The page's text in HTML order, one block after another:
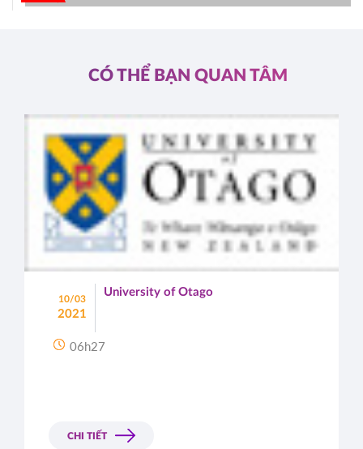
CÓ THỂ BẠN QUAN TÂM
10/03
2021
University of Otago
06h27
CHI TIẾT